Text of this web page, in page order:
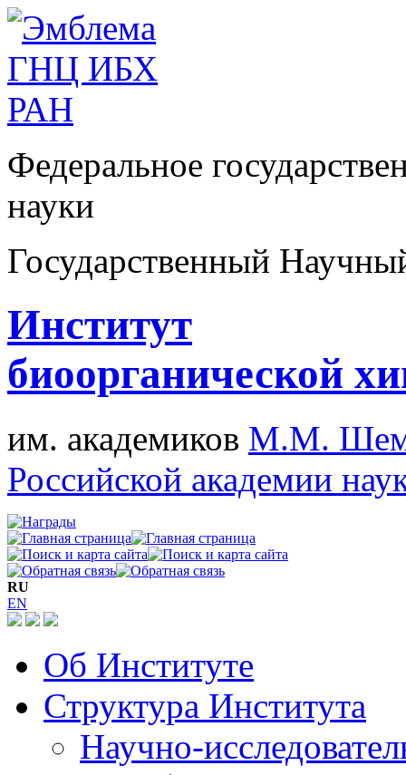
Федеральное
науки
Государственный
Институт
биоорганической
им. академиков М.М.
Российской академии
RU
EN
Об Институте
Структура Института
Научно-